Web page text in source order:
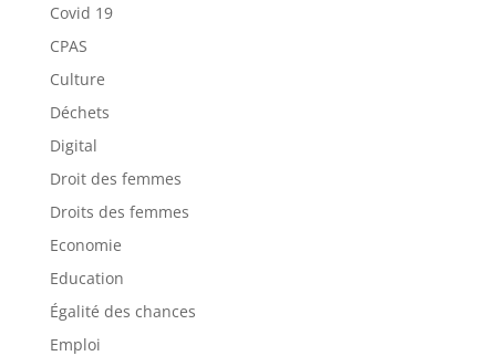
Covid 19
CPAS
Culture
Déchets
Digital
Droit des femmes
Droits des femmes
Economie
Education
Égalité des chances
Emploi